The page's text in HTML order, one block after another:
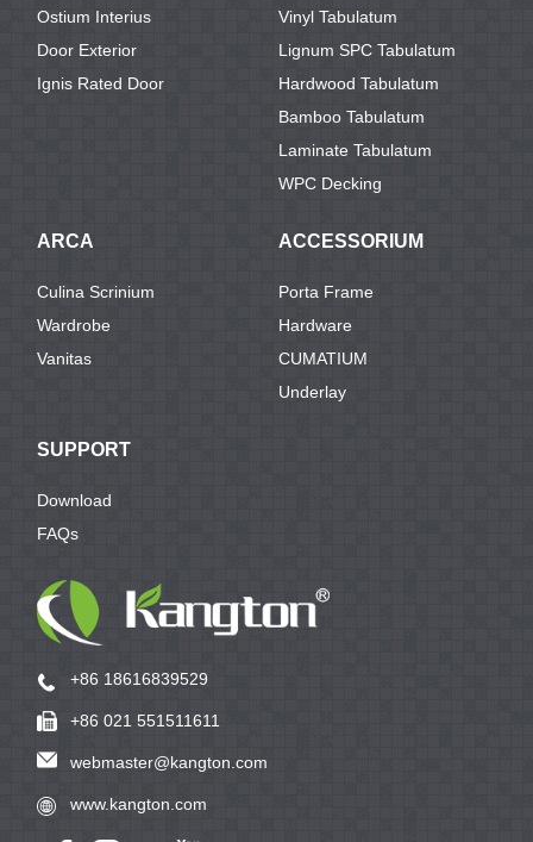
Ostium Interius
Door Exterior
Ignis Rated Door
Vinyl Tabulatum
Lignum SPC Tabulatum
Hardwood Tabulatum
Bamboo Tabulatum
Laminate Tabulatum
WPC Decking
ARCA
Culina Scrinium
Wardrobe
Vanitas
ACCESSORIUM
Porta Frame
Hardware
CUMATIUM
Underlay
SUPPORT
Download
FAQs
+86 18616839529
+86 021 551511611
webmaster@kangton.com
www.kangton.com